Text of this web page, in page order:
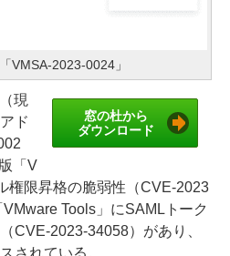
VMSA-2023-0024」
窓の杜から
ダウンロード
現
ド
「V
権限昇格の脆弱性（CVE-2023
Tools」にSAMLトーク
CVE-2023-34058）があり、